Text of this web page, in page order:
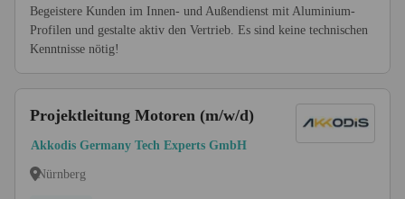
Begeistere Kunden im Innen- und Außendienst mit Aluminium-
Profilen und gestalte aktiv den Vertrieb. Es sind keine technischen
Kenntnisse nötig!
Projektleitung Motoren (m/w/d)
Akkodis Germany Tech Experts GmbH
Nürnberg